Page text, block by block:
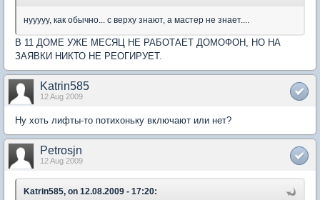
нууууу, как обычно... с верху знают, а мастер не знает....
В 11 ДОМЕ УЖЕ МЕСЯЦ НЕ РАБОТАЕТ ДОМОФОН, НО НА
ЗАЯВКИ НИКТО НЕ РЕОГИРУЕТ.
Katrin585
12 Aug 2009
Ну хоть лифты-то потихоньку включают или нет?
Petrosjn
12 Aug 2009
Katrin585, on 12.08.2009 - 17:20: